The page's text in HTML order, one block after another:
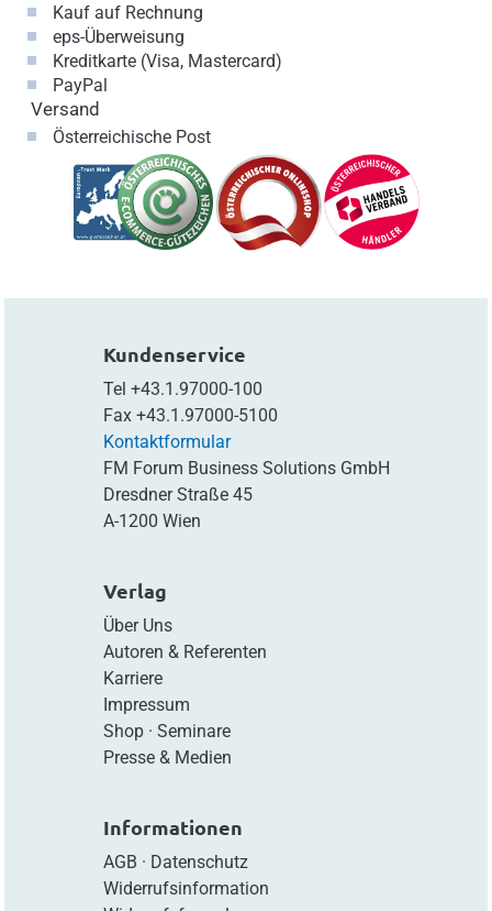
Kauf auf Rechnung
eps-Überweisung
Kreditkarte (Visa, Mastercard)
PayPal
Versand
Österreichische Post
Kundenservice
Tel +43.1.97000-100
Fax +43.1.97000-5100
Kontaktformular
FM Forum Business Solutions GmbH
Dresdner Straße 45
A-1200 Wien
Verlag
Über Uns
Autoren & Referenten
Karriere
Impressum
Shop· Seminare
Presse & Medien
Informationen
AGB · Datenschutz
Widerrufsinformation